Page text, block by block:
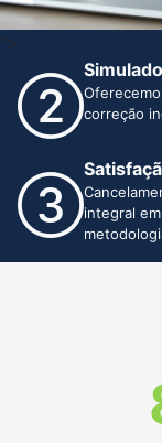
">
correção
integral